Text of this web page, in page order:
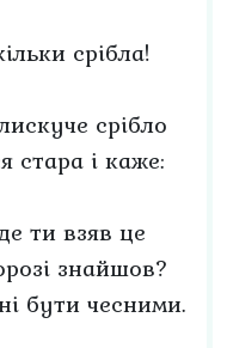
срібла!
срібло
стара і каже:
ти взяв це
знайшов?
бути чесними.